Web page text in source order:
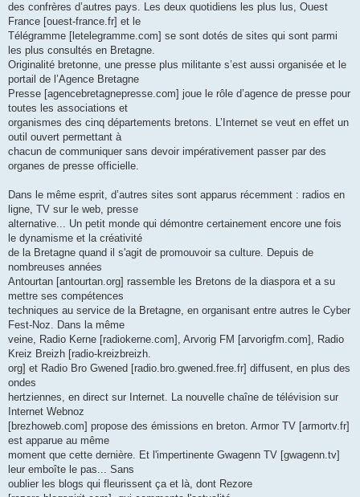
des confrères d’autres pays. Les deux quotidiens les plus lus, Ouest
France [ouest-france.fr] et le
Télégramme [letelegramme.com] se sont dotés de sites qui sont parmi
les plus consultés en Bretagne.
Originalité bretonne, une presse plus militante s’est aussi organisée et le
portail de l’Agence Bretagne
Presse [agencebretagnepresse.com] joue le rôle d’agence de presse pour
toutes les associations et
organismes des cinq départements bretons. L’Internet se veut en effet un
outil ouvert permettant à
chacun de communiquer sans devoir impérativement passer par des
organes de presse officielle.
Dans le même esprit, d’autres sites sont apparus récemment : radios en
ligne, TV sur le web, presse
alternative... Un petit monde qui démontre certainement encore une fois
le dynamisme et la créativité
de la Bretagne quand il s'agit de promouvoir sa culture. Depuis de
nombreuses années
Antourtan [antourtan.org] rassemble les Bretons de la diaspora et a su
mettre ses compétences
techniques au service de la Bretagne, en organisant entre autres le Cyber
Fest-Noz. Dans la même
veine, Radio Kerne [radiokerne.com], Arvorig FM [arvorigfm.com], Radio
Kreiz Breizh [radio-kreizbreizh.
org] et Radio Bro Gwened [radio.bro.gwened.free.fr] diffusent, en plus des
ondes
hertziennes, en direct sur Internet. La nouvelle chaîne de télévision sur
Internet Webnoz
[brezhoweb.com] propose des émissions en breton. Armor TV [armortv.fr]
est apparue au même
moment que cette dernière. Et l'impertinente Gwagenn TV [gwagenn.tv]
leur emboîte le pas... Sans
oublier les blogs qui fleurissent ça et là, dont Rezore